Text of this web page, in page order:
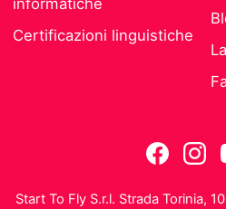
informatiche
Certificazioni linguistiche
Start To Fly S.r.l. Strada Torinia,